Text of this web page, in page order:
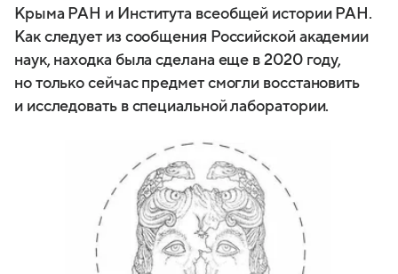
Крыма РАН и Института всеобщей истории РАН.
Как следует из сообщения Российской академии
наук, находка была сделана еще в 2020 году,
но только сейчас предмет смогли восстановить
и исследовать в специальной лаборатории.